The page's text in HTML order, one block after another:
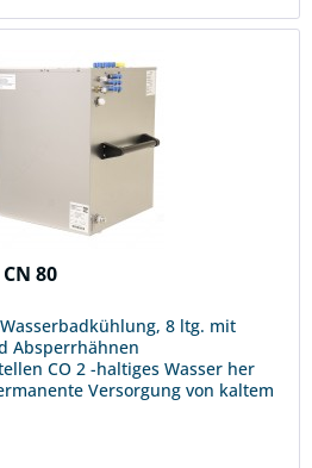
80
8 ltg. mit
Absperrhähnen
CO 2 -haltiges Wasser her
Versorgung von kaltem